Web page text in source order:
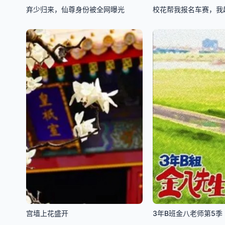
弃少归来，仙尊身份被全网曝光 校花帮我报名车赛，
宫墙上花盛开 3年B班金八老师第5季